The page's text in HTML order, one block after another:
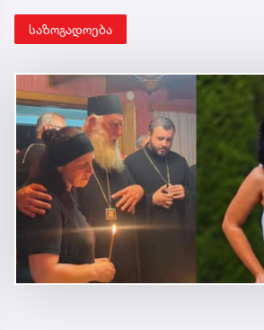
საზოგადოება